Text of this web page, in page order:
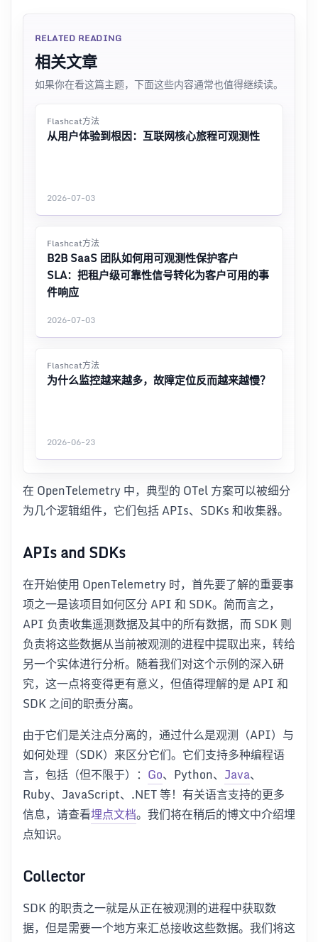
RELATED READING
相关文章
如果你在看这篇主题，下面这些内容通常也值得继续读。
Flashcat方法
从用户体验到根因：互联网核心旅程可观测性
2026-07-03
Flashcat方法
B2B SaaS 团队如何用可观测性保护客户
SLA：把租户级可靠性信号转化为客户可用的事
件响应
2026-07-03
Flashcat方法
为什么监控越来越多，故障定位反而越来越慢？
2026-06-23
在 OpenTelemetry 中，典型的 OTel 方案可以被细分
为几个逻辑组件，它们包括 APIs、SDKs 和收集器。
APIs and SDKs
在开始使用 OpenTelemetry 时，首先要了解的重要事
项之一是该项目如何区分 API 和 SDK。简而言之，
API 负责收集遥测数据及其中的所有数据，而 SDK 则
负责将这些数据从当前被观测的进程中提取出来，转给
另一个实体进行分析。随着我们对这个示例的深入研
究，这一点将变得更有意义，但值得理解的是 API 和
SDK 之间的职责分离。
由于它们是关注点分离的，通过什么是观测（API）与
如何处理（SDK）来区分它们。它们支持多种编程语
言，包括（但不限于）： Go、Python、 Java、
Ruby、JavaScript、.NET 等！有关语言支持的更多
信息，请查看埋点文档。我们将在稍后的博文中介绍埋
点知识。
Collector
SDK 的职责之一就是从正在被观测的进程中获取数
据，但是需要一个地方来汇总接收这些数据。我们将这